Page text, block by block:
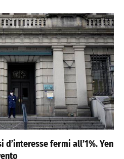
d’interesse fermi all’1%. Yen